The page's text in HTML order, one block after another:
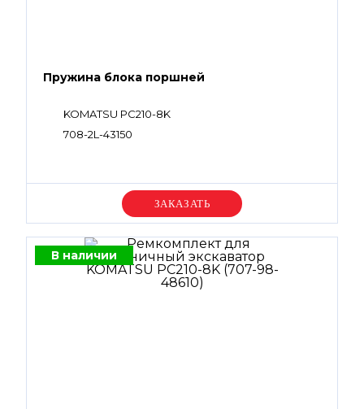
Пружина блока поршней
KOMATSU PC210-8K
708-2L-43150
Уточняйте цену
В наличии